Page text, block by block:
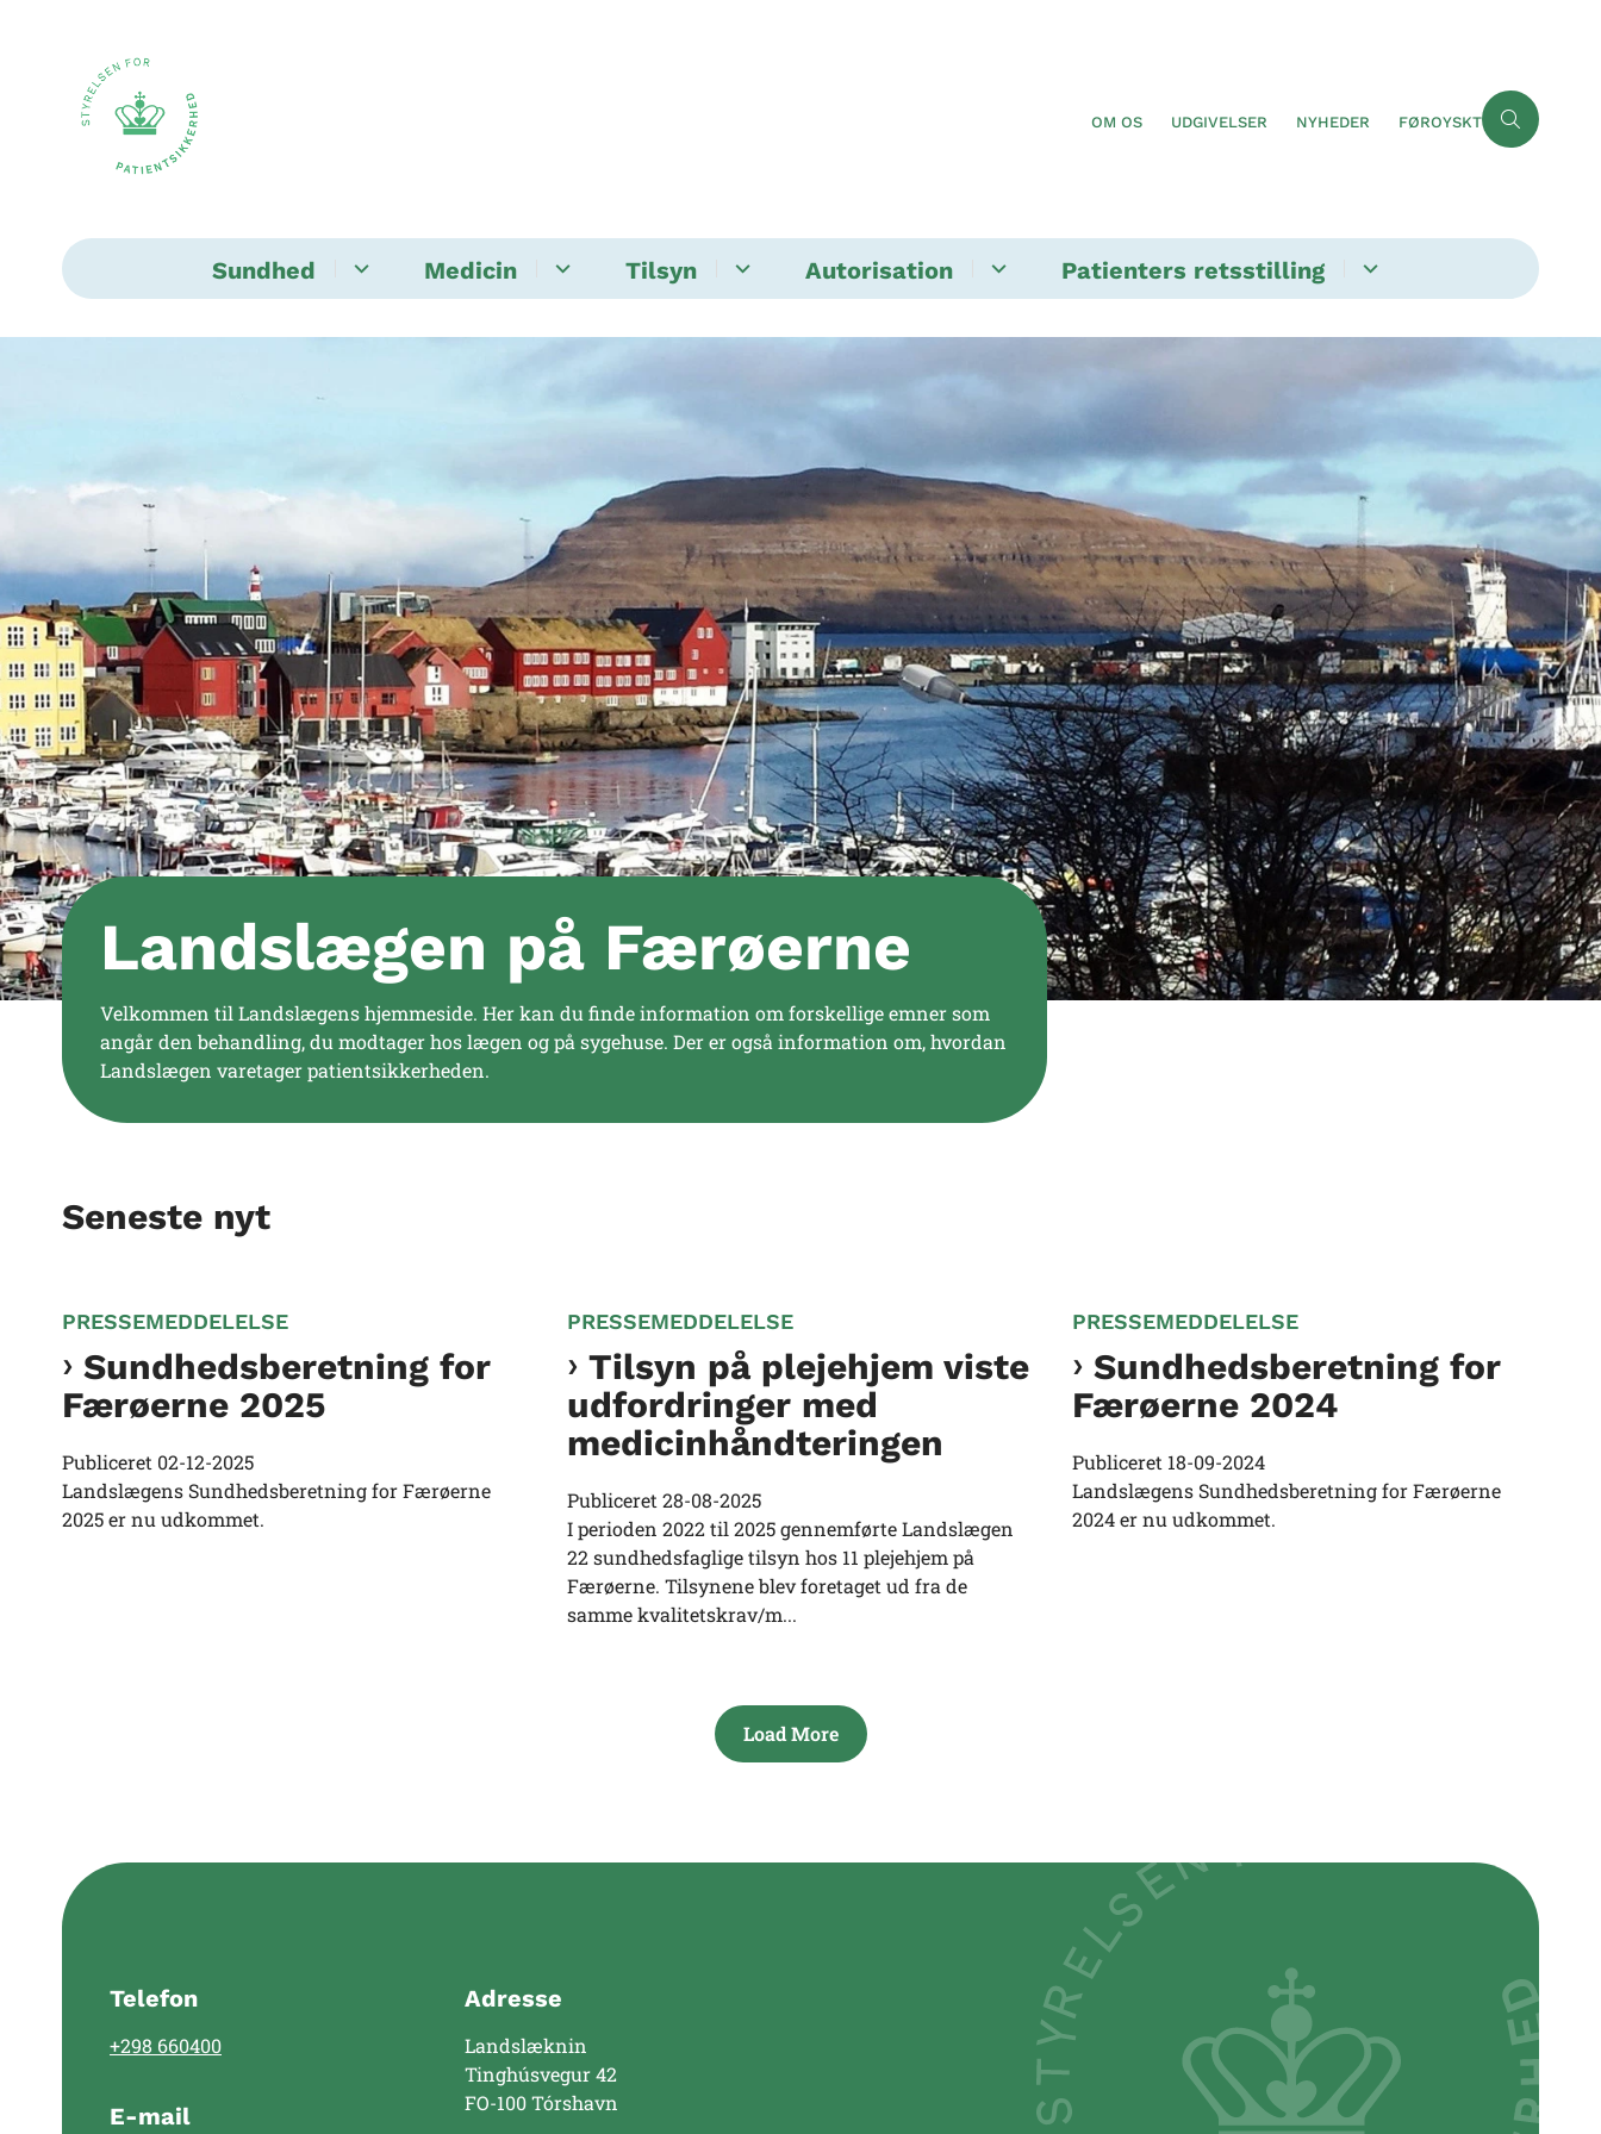
OM OS UDGIVELSER NYHEDER FØROYSKT
Sundhed Medicin Tilsyn Autorisation Patienters retsstilling
Landslægen på Færøerne
Velkommen til Landslægens hjemmeside. Her kan du finde information om forskellige emner som
angår den behandling, du modtager hos lægen og på sygehuse. Der er også information om, hvordan
Landslægen varetager patientsikkerheden.
Seneste nyt
PRESSEMEDDELELSE
Sundhedsberetning for
Færøerne 2025
Publiceret 02-12-2025
Landslægens Sundhedsberetning for Færøerne
2025 er nu udkommet.
PRESSEMEDDELELSE
Tilsyn på plejehjem viste
udfordringer med
medicinhåndteringen
Publiceret 28-08-2025
I perioden 2022 til 2025 gennemførte Landslægen
22 sundhedsfaglige tilsyn hos 11 plejehjem på
Færøerne. Tilsynene blev foretaget ud fra de
samme kvalitetskrav/m...
PRESSEMEDDELELSE
Sundhedsberetning for
Færøerne 2024
Publiceret 18-09-2024
Landslægens Sundhedsberetning for Færøerne
2024 er nu udkommet.
Load More
Telefon
+298 660400
E-mail
Adresse
Landslæknin
Tinghúsvegur 42
FO-100 Tórshavn